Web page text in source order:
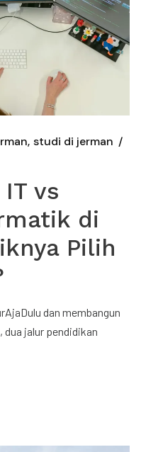
studi di jerman
vs
di
Pilih
dan membangun
dua jalur pendidikan